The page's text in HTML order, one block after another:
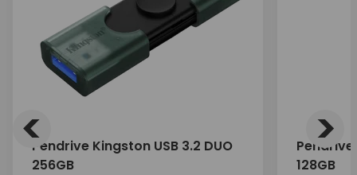
Pendrive Kingston USB 3.2 DUO
256GB
Pendrive
128GB
< >